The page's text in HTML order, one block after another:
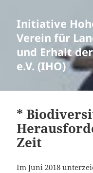
Initiative
Verein für
und Erhalt
e.V. (IHO)
*
Zeit
Im Juni 2018